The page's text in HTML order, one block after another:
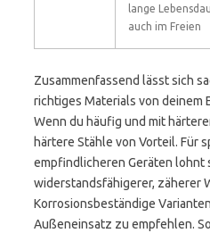
lange
auch im Freien
Zusammenfassend lässt sich
richtiges Materials von deinem
Wenn du häufig und mit
härtere Stähle von Vorteil. Für
empfindlicheren Geräten lohnt
widerstandsfähigerer, zäherer
Korrosionsbeständige
Außeneinsatz zu empfehlen.